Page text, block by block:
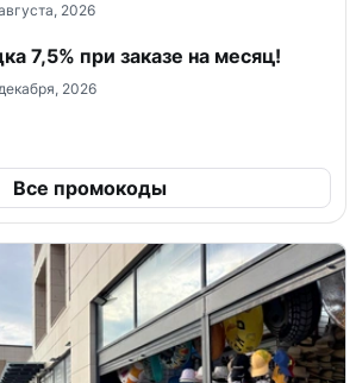
2026
7,5% при заказе на месяц!
2026
Все промокоды